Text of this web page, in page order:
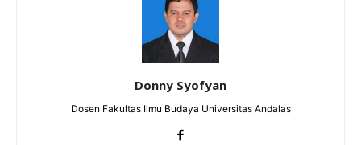
Donny Syofyan
Dosen Fakultas Ilmu Budaya Universitas Andalas